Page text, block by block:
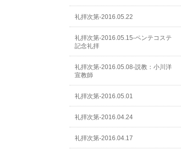
礼拝次第-2016.05.22
礼拝次第-2016.05.15-ペンテコステ
記念礼拝
礼拝次第-2016.05.08-説教：小川洋
宣教師
礼拝次第-2016.05.01
礼拝次第-2016.04.24
礼拝次第-2016.04.17